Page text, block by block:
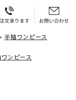
半袖ワンピース
ンピース